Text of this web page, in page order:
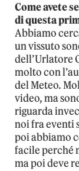
Come avete
di questa
Abbiamo
un vissuto
dell’Urlatore
molto con
del Meteo.
video, ma
riguarda
noi fra eventi
poi abbiamo
facile perché
ma poi deve